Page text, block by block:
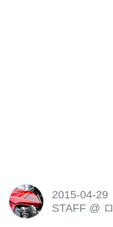
2015-04-29
STAFF @